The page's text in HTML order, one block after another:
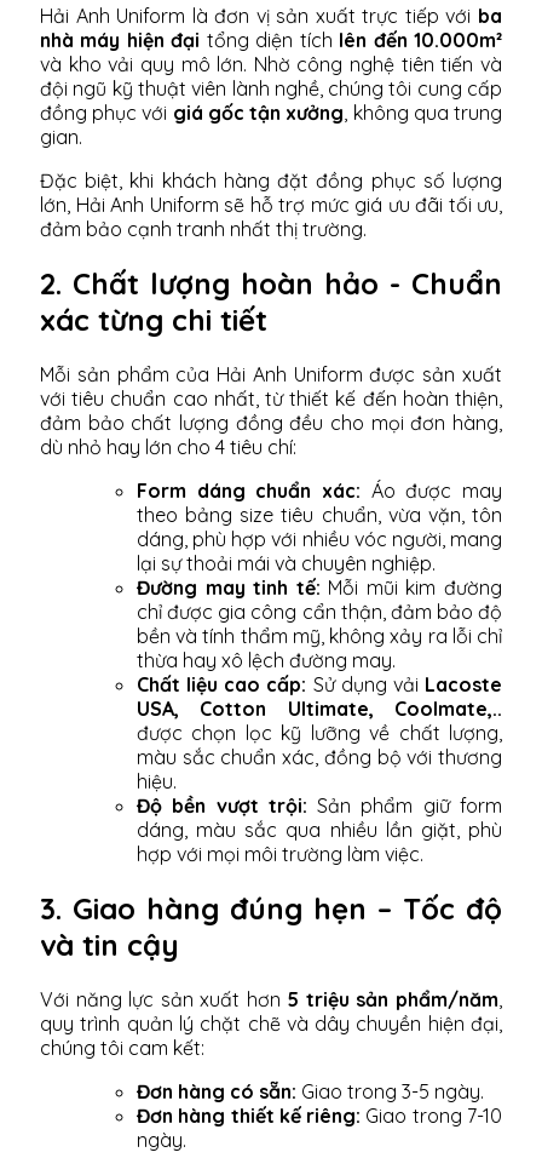
Hải Anh Uniform là đơn vị sản xuất trực tiếp với ba
nhà máy hiện đại tổng diện tích lên đến 10.000m²
và kho vải quy mô lớn. Nhờ công nghệ tiên tiến và
đội ngũ kỹ thuật viên lành nghề, chúng tôi cung cấp
đồng phục với giá gốc tận xưởng, không qua trung
gian.
Đặc biệt, khi khách hàng đặt đồng phục số lượng
lớn, Hải Anh Uniform sẽ hỗ trợ mức giá ưu đãi tối ưu,
đảm bảo cạnh tranh nhất thị trường.
2. Chất lượng hoàn hảo - Chuẩn
xác từng chi tiết
Mỗi sản phẩm của Hải Anh Uniform được sản xuất
với tiêu chuẩn cao nhất, từ thiết kế đến hoàn thiện,
đảm bảo chất lượng đồng đều cho mọi đơn hàng,
dù nhỏ hay lớn cho 4 tiêu chí:
Form dáng chuẩn xác: Áo được may
theo bảng size tiêu chuẩn, vừa vặn, tôn
dáng, phù hợp với nhiều vóc người, mang
lại sự thoải mái và chuyên nghiệp.
Đường may tinh tế: Mỗi mũi kim đường
chỉ được gia công cẩn thận, đảm bảo độ
bền và tính thẩm mỹ, không xảy ra lỗi chỉ
thừa hay xô lệch đường may.
Chất liệu cao cấp: Sử dụng vải Lacoste
USA, Cotton Ultimate, Coolmate,..
được chọn lọc kỹ lưỡng về chất lượng,
màu sắc chuẩn xác, đồng bộ với thương
hiệu.
Độ bền vượt trội: Sản phẩm giữ form
dáng, màu sắc qua nhiều lần giặt, phù
hợp với mọi môi trường làm việc.
3. Giao hàng đúng hẹn – Tốc độ
và tin cậy
Với năng lực sản xuất hơn 5 triệu sản phẩm/năm,
quy trình quản lý chặt chẽ và dây chuyền hiện đại,
chúng tôi cam kết:
Đơn hàng có sẵn: Giao trong 3-5 ngày.
Đơn hàng thiết kế riêng: Giao trong 7-10
ngày.